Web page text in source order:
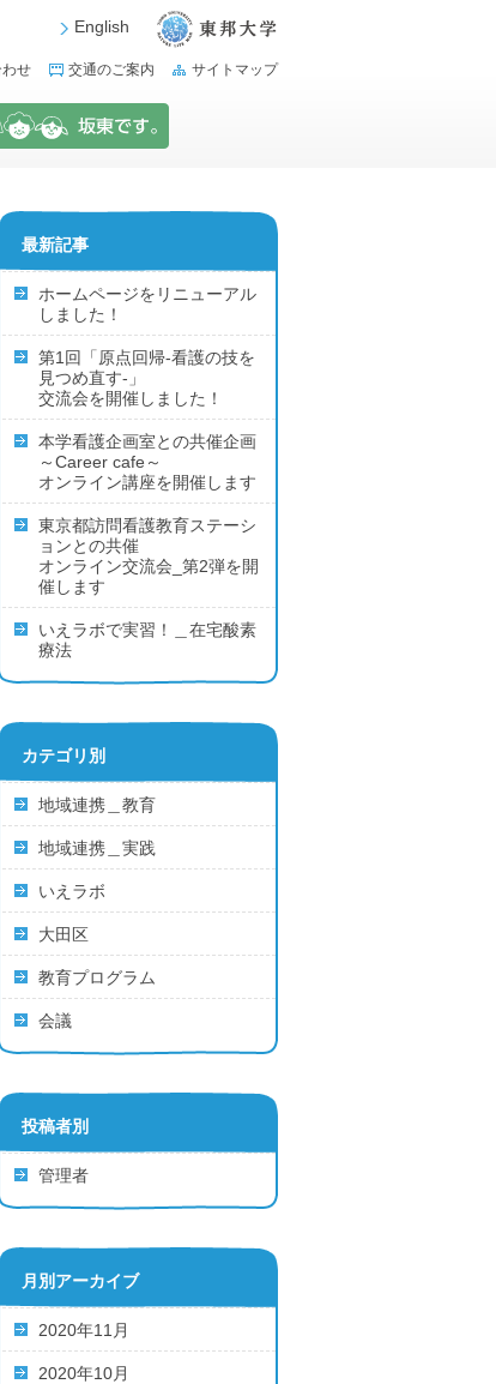
English
わせ 交通のご案内 サイトマップ
最新記事
ホームページをリニューアル
しました！
第1回「原点回帰‐看護の技を
見つめ直す‐」
交流会を開催しました！
本学看護企画室との共催企画
～Career cafe～
オンライン講座を開催します
東京都訪問看護教育ステーシ
ョンとの共催
オンライン交流会_第2弾を開
催します
いえラボで実習！＿在宅酸素
療法
カテゴリ別
地域連携＿教育
地域連携＿実践
いえラボ
大田区
教育プログラム
会議
投稿者別
管理者
月別アーカイブ
2020年11月
2020年10月